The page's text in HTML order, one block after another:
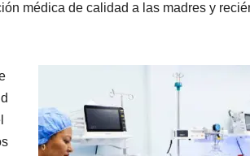
médica de calidad a las madres y